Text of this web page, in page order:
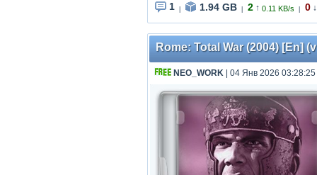
1 1.94 GB 2 ↑ 0.11 KB/s 0 ↓
Rome: Total War (2004) [En]
NEO_WORK | 04 Янв 2026 03:28:25